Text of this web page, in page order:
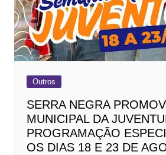
Outros
SERRA NEGRA
MUNICIPAL DA
PROGRAMAÇÃO
OS DIAS 18 E 23 DE